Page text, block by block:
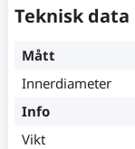
Teknisk data
Mått
Innerdiameter
Info
Vikt